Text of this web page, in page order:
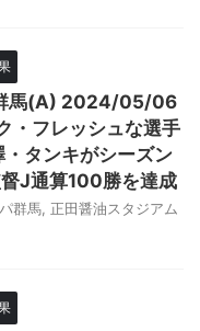
馬(A) 2024/05/06
・フレッシュな選手
タンキがシーズン
J通算100勝を達成
群馬 正田醤油スタジアム